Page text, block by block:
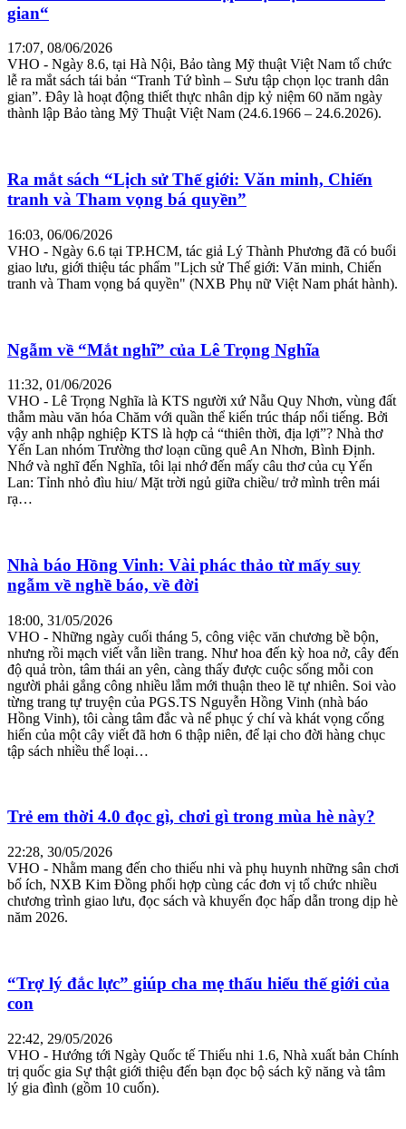
gian“
17:07, 08/06/2026
VHO - Ngày 8.6, tại Hà Nội, Bảo tàng Mỹ thuật Việt Nam tổ chức
lễ ra mắt sách tái bản “Tranh Tứ bình – Sưu tập chọn lọc tranh dân
gian”. Đây là hoạt động thiết thực nhân dịp kỷ niệm 60 năm ngày
thành lập Bảo tàng Mỹ Thuật Việt Nam (24.6.1966 – 24.6.2026).
Ra mắt sách “Lịch sử Thế giới: Văn minh, Chiến
tranh và Tham vọng bá quyền”
16:03, 06/06/2026
VHO - Ngày 6.6 tại TP.HCM, tác giả Lý Thành Phương đã có buổi
giao lưu, giới thiệu tác phẩm "Lịch sử Thế giới: Văn minh, Chiến
tranh và Tham vọng bá quyền" (NXB Phụ nữ Việt Nam phát hành).
Ngẫm về “Mắt nghĩ” của Lê Trọng Nghĩa
11:32, 01/06/2026
VHO - Lê Trọng Nghĩa là KTS người xứ Nẫu Quy Nhơn, vùng đất
thẫm màu văn hóa Chăm với quần thể kiến trúc tháp nổi tiếng. Bởi
vậy anh nhập nghiệp KTS là hợp cả “thiên thời, địa lợi”? Nhà thơ
Yến Lan nhóm Trường thơ loạn cũng quê An Nhơn, Bình Định.
Nhớ và nghĩ đến Nghĩa, tôi lại nhớ đến mấy câu thơ của cụ Yến
Lan: Tỉnh nhỏ đìu hiu/ Mặt trời ngủ giữa chiều/ trở mình trên mái
rạ…
Nhà báo Hồng Vinh: Vài phác thảo từ mấy suy
ngẫm về nghề báo, về đời
18:00, 31/05/2026
VHO - Những ngày cuối tháng 5, công việc văn chương bề bộn,
nhưng rồi mạch viết vẫn liền trang. Như hoa đến kỳ hoa nở, cây đến
độ quả tròn, tâm thái an yên, càng thấy được cuộc sống mỗi con
người phải gắng công nhiều lắm mới thuận theo lẽ tự nhiên. Soi vào
từng trang tự truyện của PGS.TS Nguyễn Hồng Vinh (nhà báo
Hồng Vinh), tôi càng tâm đắc và nể phục ý chí và khát vọng cống
hiến của một cây viết đã hơn 6 thập niên, để lại cho đời hàng chục
tập sách nhiều thể loại…
Trẻ em thời 4.0 đọc gì, chơi gì trong mùa hè này?
22:28, 30/05/2026
VHO - Nhằm mang đến cho thiếu nhi và phụ huynh những sân chơi
bổ ích, NXB Kim Đồng phối hợp cùng các đơn vị tổ chức nhiều
chương trình giao lưu, đọc sách và khuyến đọc hấp dẫn trong dịp hè
năm 2026.
“Trợ lý đắc lực” giúp cha mẹ thấu hiểu thế giới của
con
22:42, 29/05/2026
VHO - Hướng tới Ngày Quốc tế Thiếu nhi 1.6, Nhà xuất bản Chính
trị quốc gia Sự thật giới thiệu đến bạn đọc bộ sách kỹ năng và tâm
lý gia đình (gồm 10 cuốn).